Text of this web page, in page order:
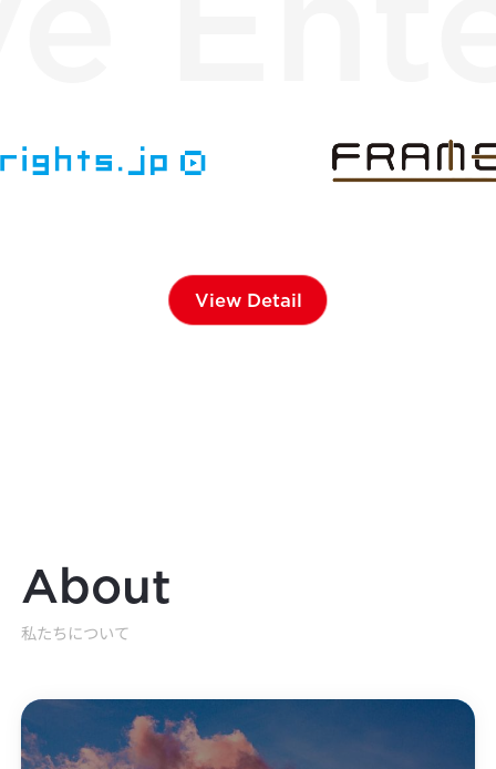
View Detail
About
私たちについて